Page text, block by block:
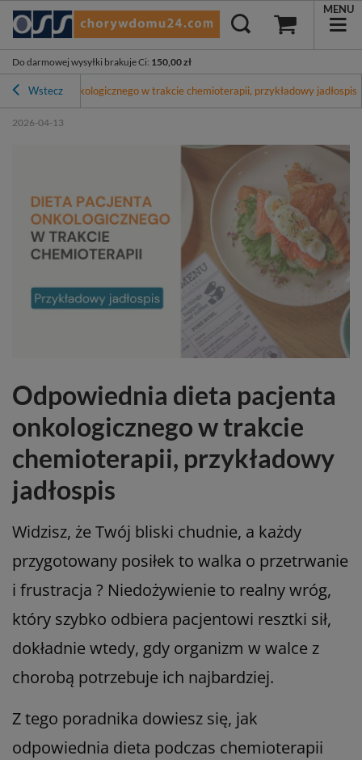
Do darmowej wysyłki brakuje Ci: 150,00 zł
MENU
Wstecz
pacjenta onkologicznego w trakcie chemioterapii, przykładowy jadłospis
2026-04-13
Odpowiednia dieta pacjenta
onkologicznego w trakcie
chemioterapii, przykładowy
jadłospis
Widzisz, że Twój bliski chudnie, a każdy
przygotowany posiłek to walka o przetrwanie
i frustracja ? Niedożywienie to realny wróg,
który szybko odbiera pacjentowi resztki sił,
dokładnie wtedy, gdy organizm w walce z
chorobą potrzebuje ich najbardziej.
Z tego poradnika dowiesz się, jak
odpowiednia dieta podczas chemioterapii